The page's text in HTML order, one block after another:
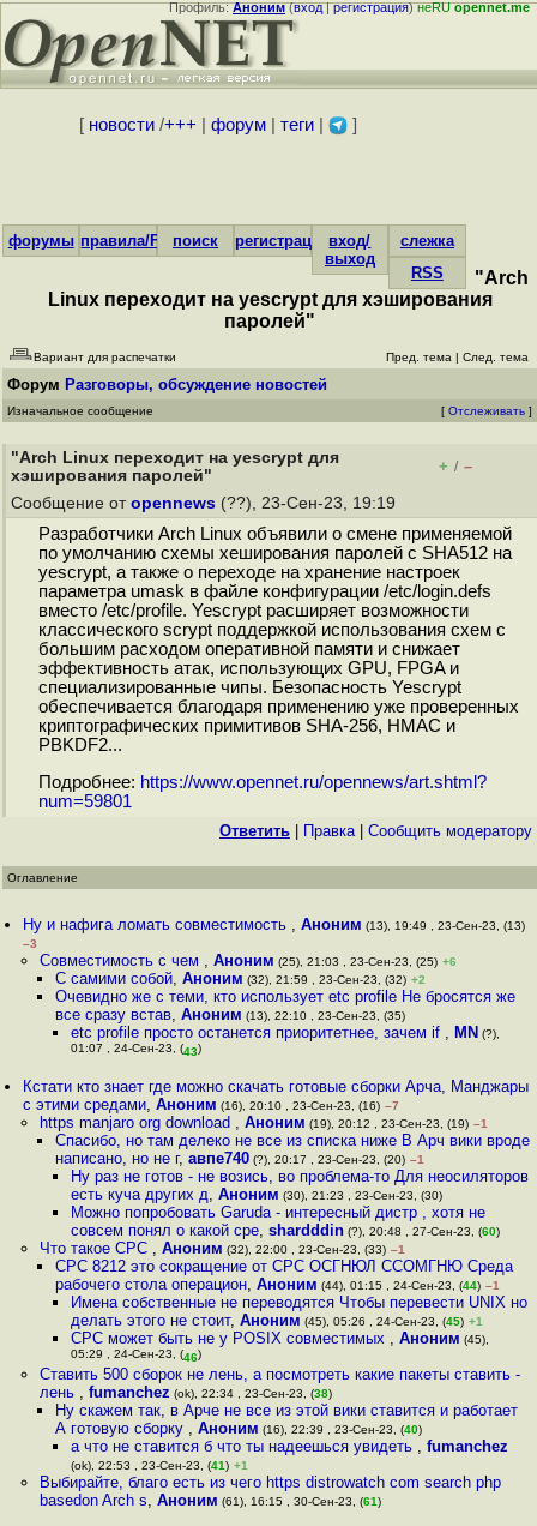
Профиль:Аноним(вход|регистрация)неRUopennet.me
[ новости/+++ форум| теги| ]
форумы правила/FAQпоиск регистрациявход/
выход
слежка
RSS
"Arch
Linux переходит на yescrypt для хэширования
паролей"
Вариант для распечатки Пред. тема | След. тема
Форум Разговоры, обсуждение новостей
Изначальное сообщение [ Отслеживать ]
"Arch Linux переходит на yescrypt для
хэширования паролей"
+ / –
Сообщение от opennews (??), 23-Сен-23, 19:19
Разработчики Arch Linux объявили о смене применяемой
по умолчанию схемы хеширования паролей с SHA512 на
yescrypt, а также о переходе на хранение настроек
параметра umask в файле конфигурации /etc/login.defs
вместо /etc/profile. Yescrypt расширяет возможности
классического scrypt поддержкой использования схем с
большим расходом оперативной памяти и снижает
эффективность атак, использующих GPU, FPGA и
специализированные чипы. Безопасность Yescrypt
обеспечивается благодаря применению уже проверенных
криптографических примитивов SHA-256, HMAC и
PBKDF2...
Подробнее: https://www.opennet.ru/opennews/art.shtml?
num=59801
Ответить Правка| Cообщить модератору
Оглавление
Ну и нафига ломать совместимость ,Аноним (13), 19:49 , 23-Сен-23, (13)
–3
Совместимость с чем , Аноним (25), 21:03 , 23-Сен-23, (25) +6
С самими собой, Аноним (32), 21:59 , 23-Сен-23, (32) +2
Очевидно же с теми, кто использует etc profile Не бросятся же
все сразу встав, Аноним (13), 22:10 , 23-Сен-23, (35)
etc profile просто останется приоритетнее, зачем if , MN (?),
01:07 , 24-Сен-23, (43)
Кстати кто знает где можно скачать готовые сборки Арча, Манджары
с этими средами,Аноним (16), 20:10 , 23-Сен-23, (16) –7
https manjaro org download , Аноним (19), 20:12 , 23-Сен-23, (19) –1
Спасибо, но там делеко не все из списка ниже В Арч вики вроде
написано, но не г, авпе740(?), 20:17 , 23-Сен-23, (20) –1
Ну раз не готов - не возись, во проблема-то Для неосиляторов
есть куча других д,Аноним (30), 21:23 , 23-Сен-23, (30)
Можно попробовать Garuda - интересный дистр , хотя не
совсем понял о какой сре,shardddin (?), 20:48 , 27-Сен-23, (60)
Что такое СРС , Аноним (32), 22:00 , 23-Сен-23, (33) –1
СРС 8212 это сокращение от СРС ОСГНЮЛ ССОМГНЮ Среда
рабочего стола операцион, Аноним (44), 01:15 , 24-Сен-23, (44) –1
Имена собственные не переводятся Чтобы перевести UNIX но
делать этого не стоит,Аноним (45), 05:26 , 24-Сен-23, (45) +1
СРС может быть не у POSIX совместимых ,Аноним (45),
05:29 , 24-Сен-23, (46)
Ставить 500 сборок не лень, а посмотреть какие пакеты ставить -
лень , fumanchez (ok), 22:34 , 23-Сен-23, (38)
Ну скажем так, в Арче не все из этой вики ставится и работает
А готовую сборку , Аноним (16), 22:39 , 23-Сен-23, (40)
а что не ставится б что ты надеешься увидеть ,fumanchez
(ok), 22:53 , 23-Сен-23, (41) +1
Выбирайте, благо есть из чего https distrowatch com search php
basedon Arch s, Аноним (61), 16:15 , 30-Сен-23, (61)